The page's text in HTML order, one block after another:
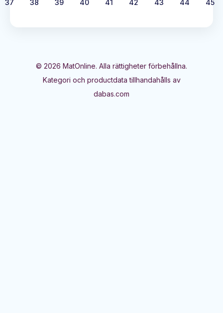
37 38 39 40 41 42 43 44 45
© 2026 MatOnline. Alla rättigheter förbehållna.
Kategori och productdata tillhandahålls av
dabas.com